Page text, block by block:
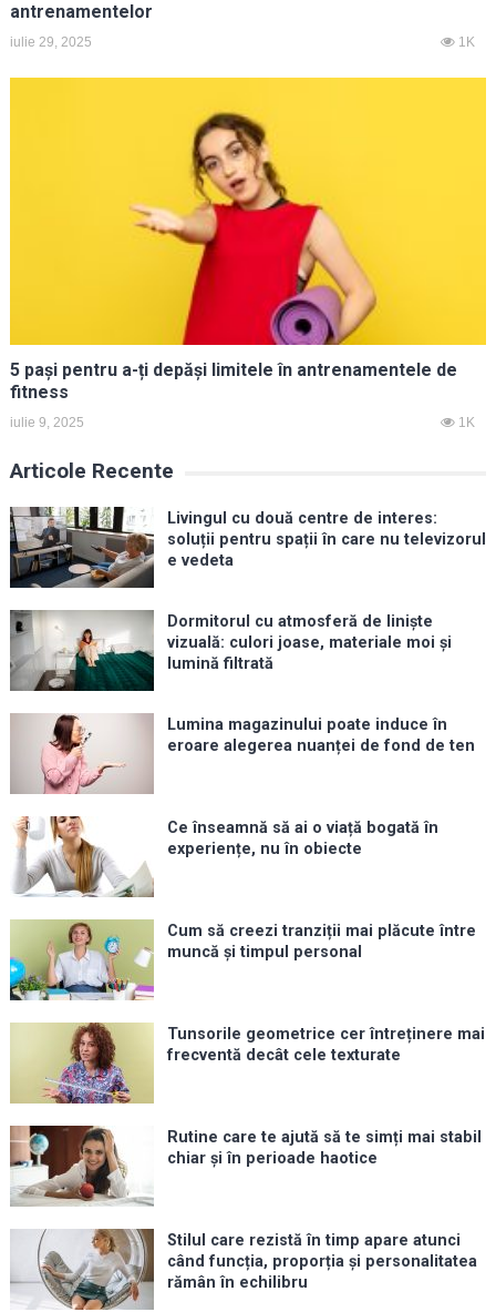
antrenamentelor
iulie 29, 2025 1K
5 pași pentru a-ți depăși limitele în antrenamentele de
fitness
iulie 9, 2025 1K
Articole Recente
Livingul cu două centre de interes:
soluții pentru spații în care nu televizorul
e vedeta
Dormitorul cu atmosferă de liniște
vizuală: culori joase, materiale moi și
lumină filtrată
Lumina magazinului poate induce în
eroare alegerea nuanței de fond de ten
Ce înseamnă să ai o viață bogată în
experiențe, nu în obiecte
Cum să creezi tranziții mai plăcute între
muncă și timpul personal
Tunsorile geometrice cer întreținere mai
frecventă decât cele texturate
Rutine care te ajută să te simți mai stabil
chiar și în perioade haotice
Stilul care rezistă în timp apare atunci
când funcția, proporția și personalitatea
rămân în echilibru